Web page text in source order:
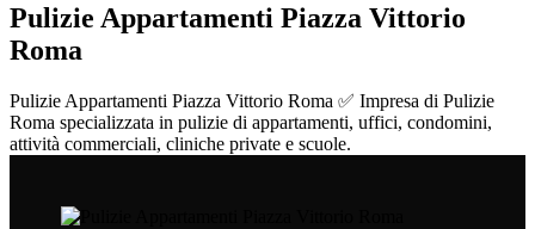
Pulizie Appartamenti Piazza Vittorio
Roma
Pulizie Appartamenti Piazza Vittorio Roma ✅ Impresa di Pulizie
Roma specializzata in pulizie di appartamenti, uffici, condomini,
attività commerciali, cliniche private e scuole.